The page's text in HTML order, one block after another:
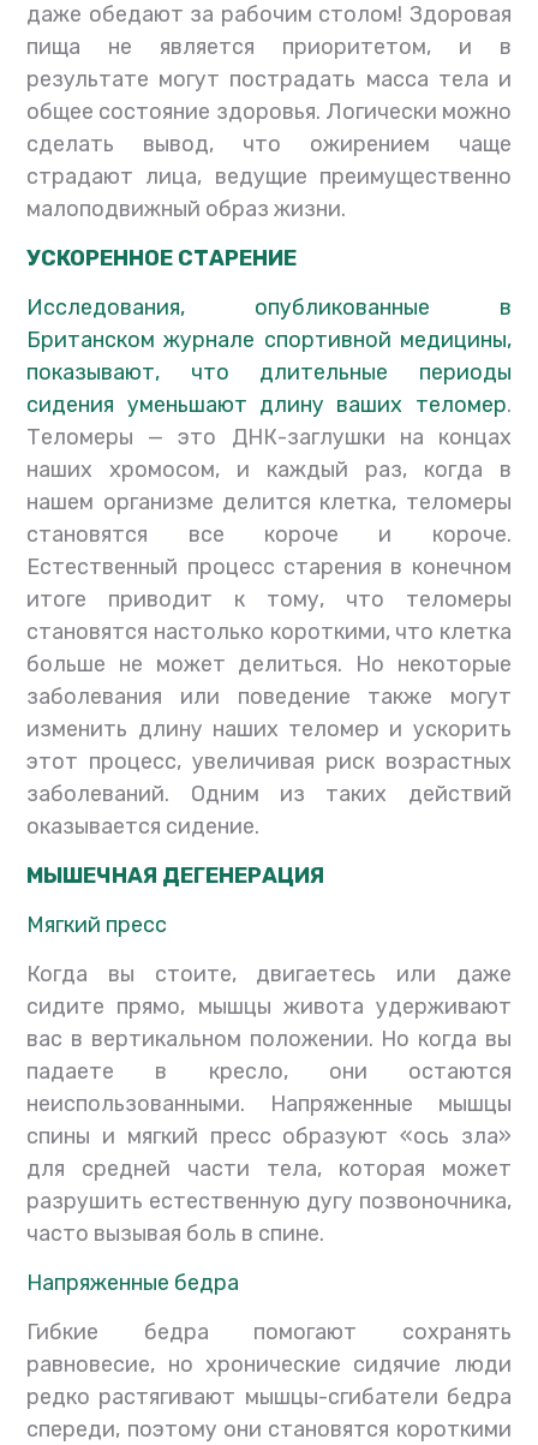
даже обедают за рабочим столом! Здоровая
пища не является приоритетом, и в
результате могут пострадать масса тела и
общее состояние здоровья. Логически можно
сделать вывод, что ожирением чаще
страдают лица, ведущие преимущественно
малоподвижный образ жизни.
УСКОРЕННОЕ СТАРЕНИЕ
Исследования, опубликованные в
Британском журнале спортивной медицины,
показывают, что длительные периоды
сидения уменьшают длину ваших теломер.
Теломеры — это ДНК-заглушки на концах
наших хромосом, и каждый раз, когда в
нашем организме делится клетка, теломеры
становятся все короче и короче.
Естественный процесс старения в конечном
итоге приводит к тому, что теломеры
становятся настолько короткими, что клетка
больше не может делиться. Но некоторые
заболевания или поведение также могут
изменить длину наших теломер и ускорить
этот процесс, увеличивая риск возрастных
заболеваний. Одним из таких действий
оказывается сидение.
МЫШЕЧНАЯ ДЕГЕНЕРАЦИЯ
Мягкий пресс
Когда вы стоите, двигаетесь или даже
сидите прямо, мышцы живота удерживают
вас в вертикальном положении. Но когда вы
падаете в кресло, они остаются
неиспользованными. Напряженные мышцы
спины и мягкий пресс образуют «ось зла»
для средней части тела, которая может
разрушить естественную дугу позвоночника,
часто вызывая боль в спине.
Напряженные бедра
Гибкие бедра помогают сохранять
равновесие, но хронические сидячие люди
редко растягивают мышцы-сгибатели бедра
спереди, поэтому они становятся короткими